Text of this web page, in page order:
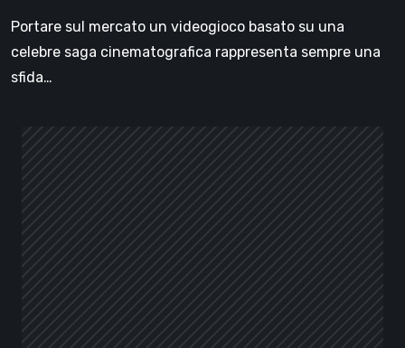
Portare sul mercato un videogioco basato su una
celebre saga cinematografica rappresenta sempre una
sfida…